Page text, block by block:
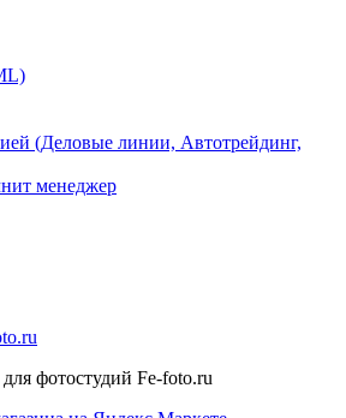
(Деловые линии, Автотрейдинг,
менеджер
фотостудий Fe-foto.ru